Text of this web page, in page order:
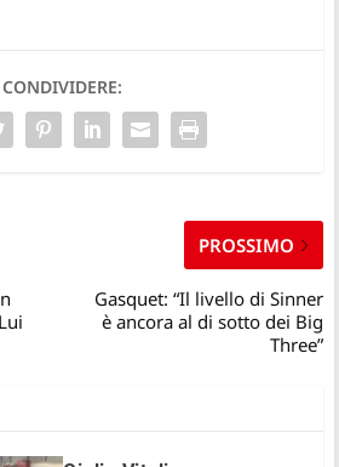
CONDIVIDERE:
PROSSIMO
Gasquet: “Il livello di Sinner
è ancora al di sotto dei Big
Three”